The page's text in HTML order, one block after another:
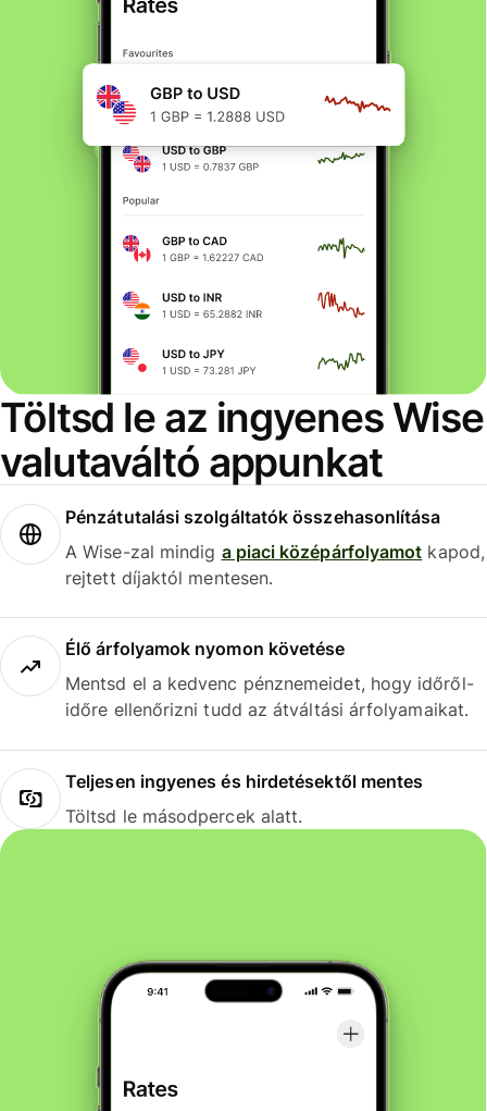
Töltsd le az ingyenes Wise
valutaváltó appunkat
Pénzátutalási szolgáltatók összehasonlítása
A Wise-zal mindig a piaci középárfolyamot kapod,
rejtett díjaktól mentesen.
Élő árfolyamok nyomon követése
Mentsd el a kedvenc pénznemeidet, hogy időről-
időre ellenőrizni tudd az átváltási árfolyamaikat.
Teljesen ingyenes és hirdetésektől mentes
Töltsd le másodpercek alatt.